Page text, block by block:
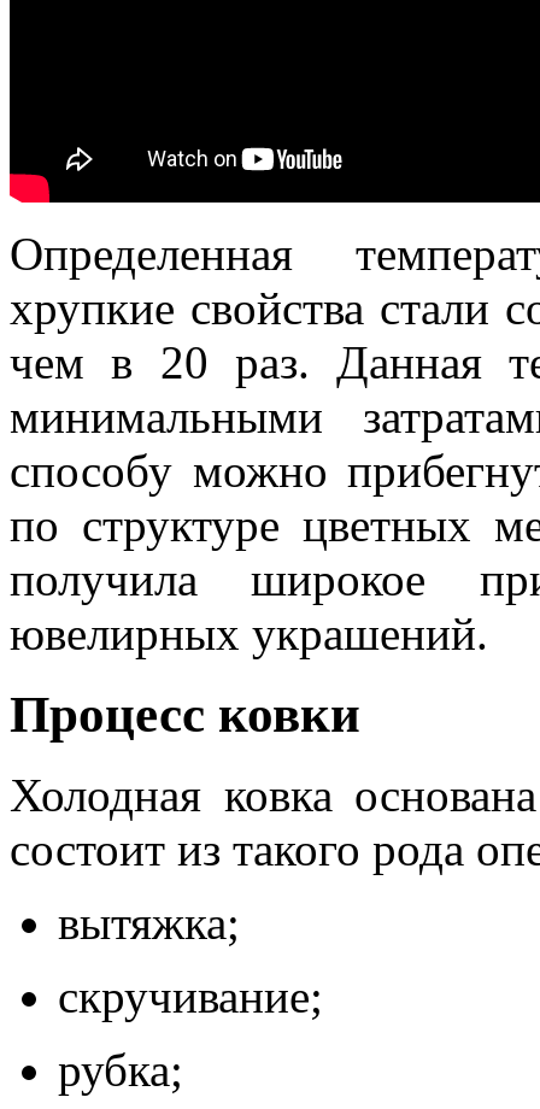
Определенная
хрупкие свойства стали
чем в 20 раз. Данная
минимальными
способу можно
по структуре цветных
получила широкое
ювелирных украшений.
Процесс ковки
Холодная ковка
состоит из такого рода
вытяжка;
скручивание;
рубка;